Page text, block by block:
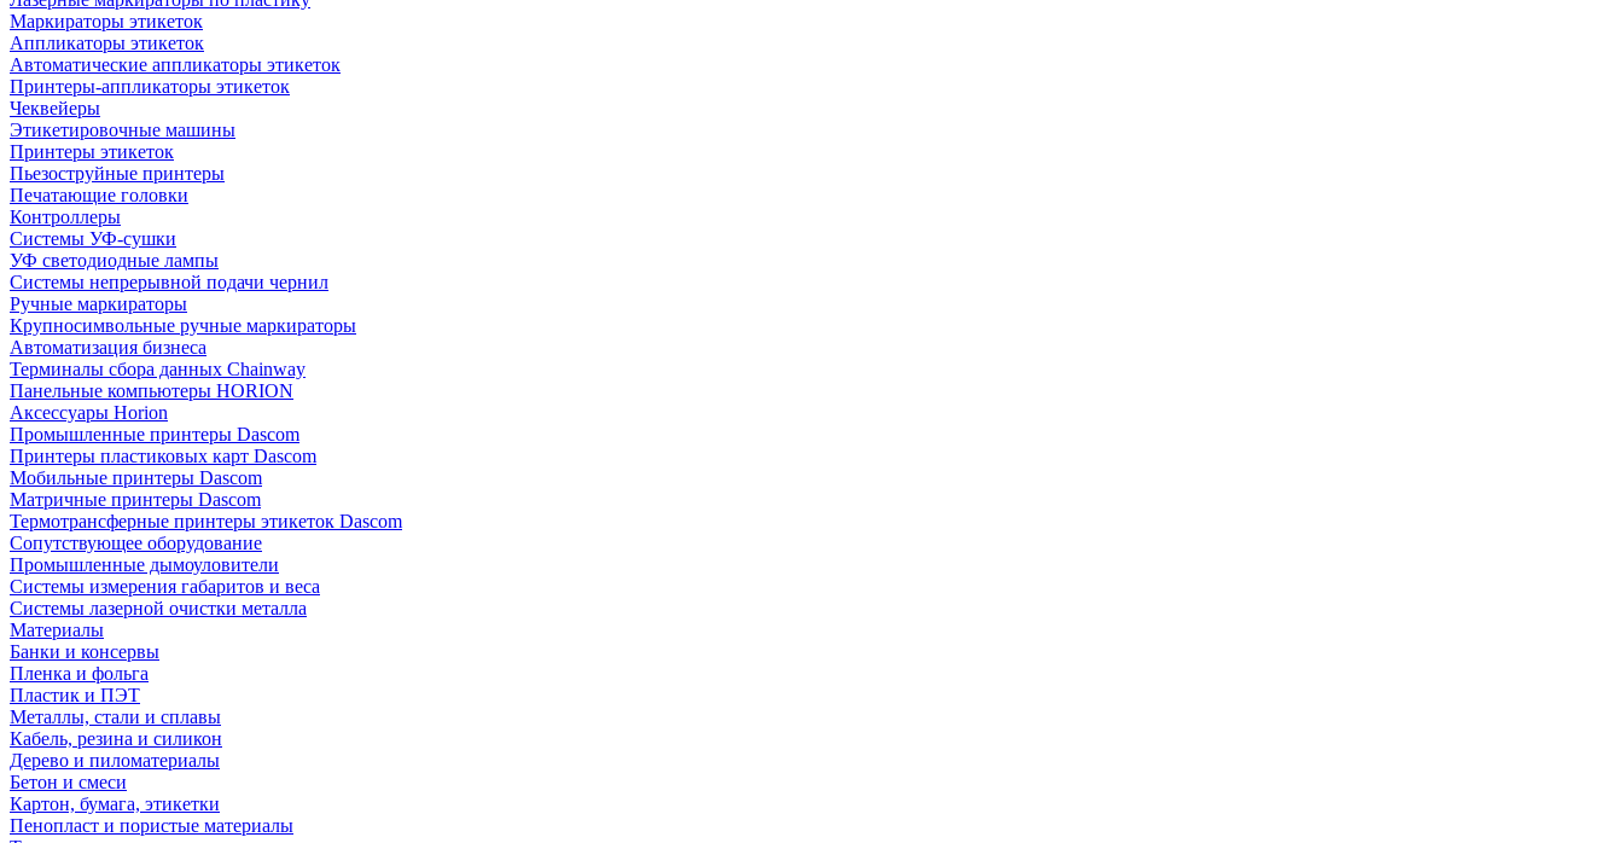
Маркираторы этикеток
Аппликаторы этикеток
Автоматические аппликаторы этикеток
Принтеры-аппликаторы этикеток
Чеквейеры
Этикетировочные машины
Принтеры этикеток
Пьезоструйные принтеры
Печатающие головки
Контроллеры
Системы УФ-сушки
УФ светодиодные лампы
Системы непрерывной подачи чернил
Ручные маркираторы
Крупносимвольные ручные маркираторы
Автоматизация бизнеса
Терминалы сбора данных Chainway
Панельные компьютеры HORION
Аксессуары Horion
Промышленные принтеры Dascom
Принтеры пластиковых карт Dascom
Мобильные принтеры Dascom
Матричные принтеры Dascom
Термотрансферные принтеры этикеток Dascom
Сопутствующее оборудование
Промышленные дымоуловители
Системы измерения габаритов и веса
Системы лазерной очистки металла
Материалы
Банки и консервы
Пленка и фольга
Пластик и ПЭТ
Металлы, стали и сплавы
Кабель, резина и силикон
Дерево и пиломатериалы
Бетон и смеси
Картон, бумага, этикетки
Пенопласт и пористые материалы